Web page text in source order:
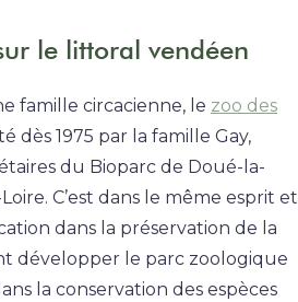
le littoral vendéen
famille circacienne, le zoo des
dès 1975 par la famille Gay,
du Bioparc de Doué-la-
C’est dans le même esprit et
dans la préservation de la
développer le parc zoologique
la conservation des espèces